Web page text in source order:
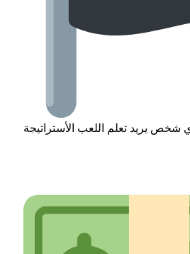
شخص يريد تعلم اللعب الأستراتيجة